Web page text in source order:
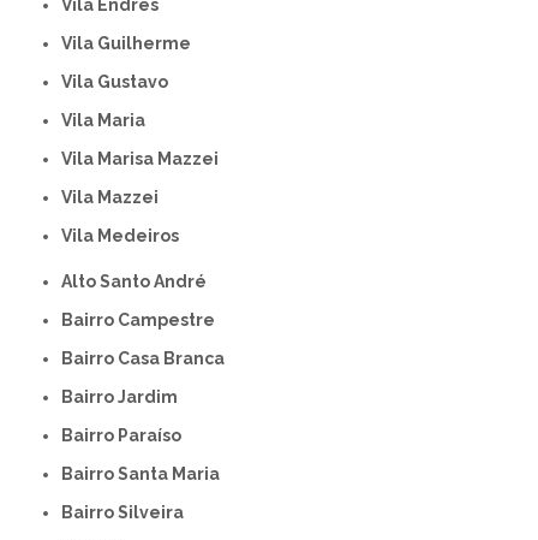
Vila Endres
Vila Guilherme
Vila Gustavo
Vila Maria
Vila Marisa Mazzei
Vila Mazzei
Vila Medeiros
Alto Santo André
Bairro Campestre
Bairro Casa Branca
Bairro Jardim
Bairro Paraíso
Bairro Santa Maria
Bairro Silveira